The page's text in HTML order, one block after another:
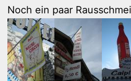
Noch ein paar